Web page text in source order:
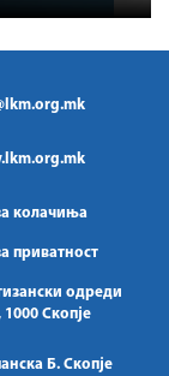
колачиња
приватност
одреди
1000 Скопје
Б. Скопје